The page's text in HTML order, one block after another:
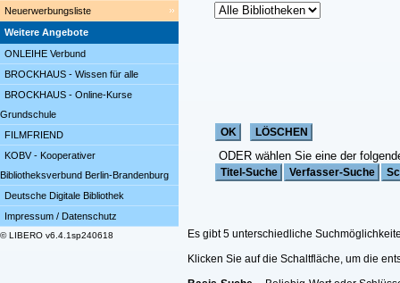
Neuerwerbungsliste
Weitere Angebote
ONLEIHE Verbund
BROCKHAUS - Wissen für alle
BROCKHAUS - Online-Kurse
Grundschule
FILMFRIEND
KOBV - Kooperativer
Bibliotheksverbund Berlin-Brandenburg
Deutsche Digitale Bibliothek
Impressum / Datenschutz
© LIBERO v6.4.1sp240618
ODER wählen Sie eine der
Es gibt 5 unterschiedliche
Klicken Sie auf die Schaltfläche, um die